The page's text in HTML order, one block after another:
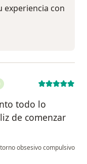
experiencia con
todo lo
de comenzar
obsesivo compulsivo